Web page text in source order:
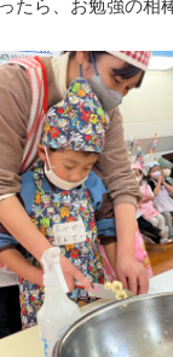
たら、お勉強の相